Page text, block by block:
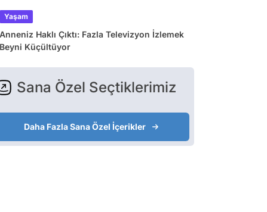
Yaşam
Anneniz Haklı Çıktı: Fazla Televizyon İzlemek
Beyni Küçültüyor
Sana Özel Seçtiklerimiz
Daha Fazla Sana Özel İçerikler